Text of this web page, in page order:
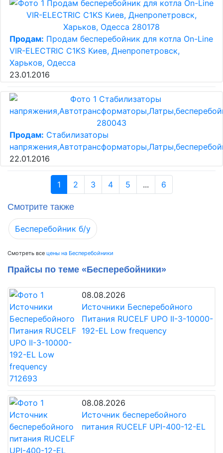
Продам: Продам бесперебойник для котла On-Line
VIR-ELECTRIC C1KS Киев, Днепропетровск,
Харьков, Одесса
23.01.2016
Продам: Стабилизаторы
22.01.2016
1 2 3 4 5 ... 6
Смотрите также
Бесперебойник б/у
Смотреть все цены на Бесперебойники
Прайсы по теме «Бесперебойники»
08.08.2026
Источники Бесперебойного
Питания RUCELF UPO II-3-10000-
192-EL Low frequency
08.08.2026
Источник бесперебойного
питания RUCELF UPI-400-12-EL